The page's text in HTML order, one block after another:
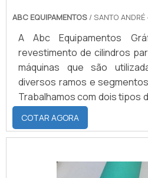
ABC EQUIPAMENTOS / SANTO ANDRÉ
A Abc Equipamentos
revestimento de cilindros
máquinas que são
diversos ramos e
Trabalhamos com dois tipos
para o revestimento: o
tipo de borracha sintética,
feita com dureza de 50 a
que variam de -40°C a
COTAR AGORA